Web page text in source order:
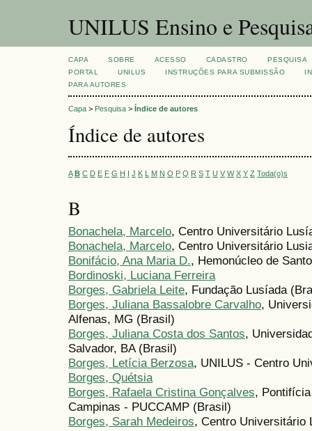
UNILUS Ensino e
CAPA SOBRE ACESSO CADASTRO
PESQUISA
PORTAL
UNILUS INSTRUÇÕES PARA SUBMISSÃO
PARA AUTORES
Capa > Pesquisa > Índice de autores
Índice de autores
A B C D E F G H I J K L M N O P Q R S T U V W X Y Z Toda(o)s
B
Bonachela, Marcelo, Centro Universitário
Bonachela, Marcelo, Centro Universitário
Bonifácio, Ana Maria D., Hemonúcleo de
Bordinoski, Luciana Ferreira
Borges, Gabriela Leite, Fundação Lusíada
Borges, Juliana Bassalobre Carvalho,
Alfenas, MG (Brasil)
Borges, Juliana Costa dos Santos,
Salvador, BA (Brasil)
Borges, Letícia Berzosa, UNILUS - Centro
Borges, Quétsia
Borges, Rafaela Cristina Gonçalves,
Campinas - PUCCAMP (Brasil)
Borges, Sarah Medeiros, Centro Universitário